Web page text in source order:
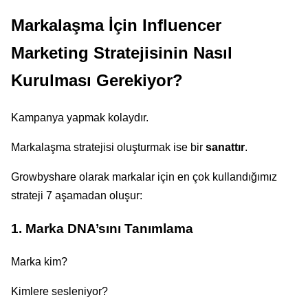
Markalaşma İçin Influencer
Marketing Stratejisinin Nasıl
Kurulması Gerekiyor?
Kampanya yapmak kolaydır.
Markalaşma stratejisi oluşturmak ise bir sanattır.
Growbyshare olarak markalar için en çok kullandığımız
strateji 7 aşamadan oluşur:
1. Marka DNA’sını Tanımlama
Marka kim?
Kimlere sesleniyor?